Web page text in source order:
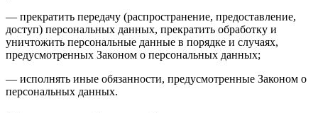
— прекратить передачу (распространение, предоставление,
доступ) персональных данных, прекратить обработку и
уничтожить персональные данные в порядке и случаях,
предусмотренных Законом о персональных данных;
— исполнять иные обязанности, предусмотренные Законом о
персональных данных.